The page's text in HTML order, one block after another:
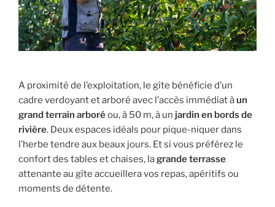
A proximité de l’exploitation, le gîte bénéficie d’un
cadre verdoyant et arboré avec l’accès immédiat àun
grand terrain arboréou, à 50 m, à un jardin en bords de
rivière. Deux espaces idéals pour pique-niquer dans
l’herbe tendre aux beaux jours. Et si vous préférez le
confort des tables et chaises, lagrande terrasse
attenante au gîte accueillera vos repas, apéritifs ou
moments de détente.